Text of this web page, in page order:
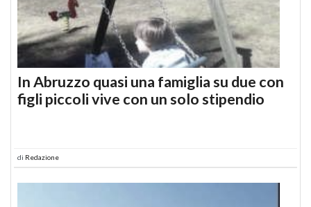
In Abruzzo quasi una famiglia su due con
figli piccoli vive con un solo stipendio
di Redazione